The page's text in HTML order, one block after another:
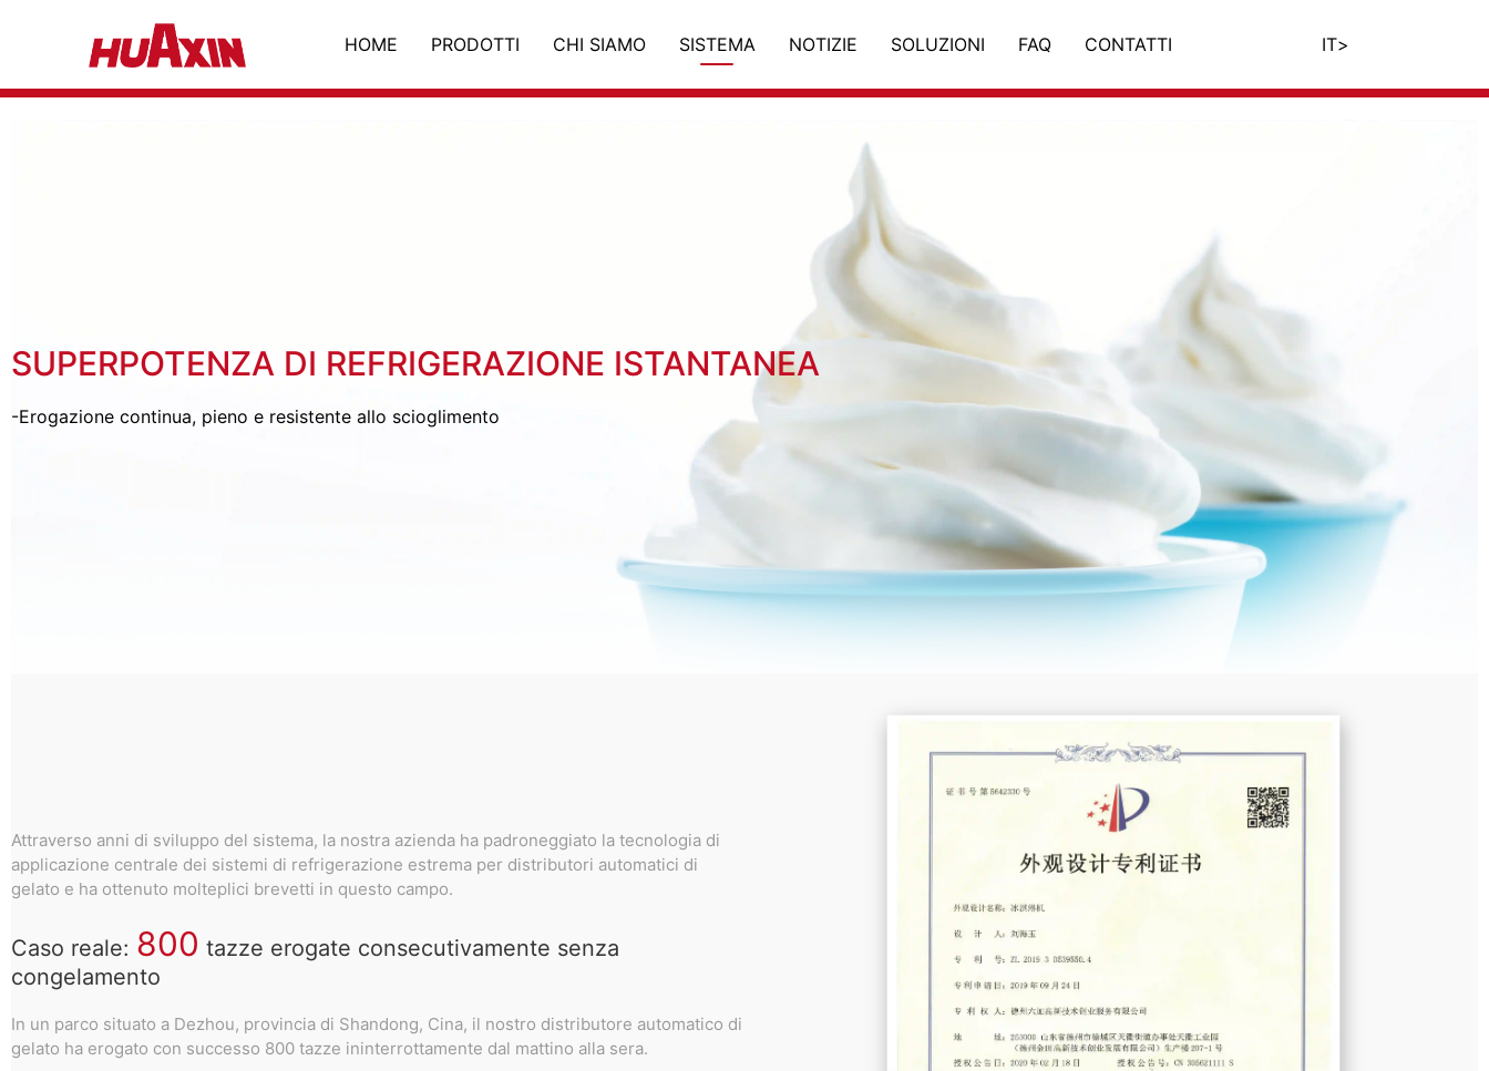
HOME PRODOTTI CHI SIAMO SISTEMA NOTIZIE SOLUZIONI FAQ CONTATTI IT>
SUPERPOTENZA DI REFRIGERAZIONE ISTANTANEA
-Erogazione continua, pieno e resistente allo scioglimento
Attraverso anni di sviluppo del sistema, la nostra azienda ha padroneggiato la tecnologia di
applicazione centrale dei sistemi di refrigerazione estrema per distributori automatici di
gelato e ha ottenuto molteplici brevetti in questo campo.
Caso reale: 800 tazze erogate consecutivamente senza
congelamento
In un parco situato a Dezhou, provincia di Shandong, Cina, il nostro distributore automatico di
gelato ha erogato con successo 800 tazze ininterrottamente dal mattino alla sera.